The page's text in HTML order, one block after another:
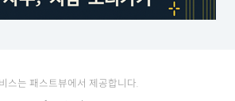
스는 패스트뷰에서 제공합니다.